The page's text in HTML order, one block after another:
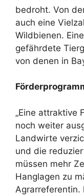
bedroht. Von
auch eine
Wildbienen.
gefährdete
von denen in
„Eine attraktive
noch weiter
Landwirte
und die
müssen mehr
Hanglagen zu
Agrarreferentin.